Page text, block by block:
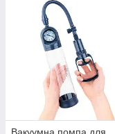
Вакуумна помпа для